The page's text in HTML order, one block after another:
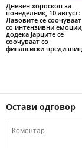
Дневен хороскоп за
понеделник, 10 август:
Лавовите се соочуваат
со интензивни емоции,
додека Јарците се
соочуваат со
финансиски
Остави одговор